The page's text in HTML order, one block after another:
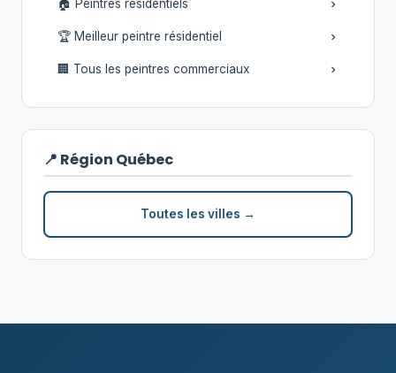
🏠 Peintres résidentiels
🏆 Meilleur peintre résidentiel
🏢 Tous les peintres commerciaux
📍 Région Québec
Toutes les villes →